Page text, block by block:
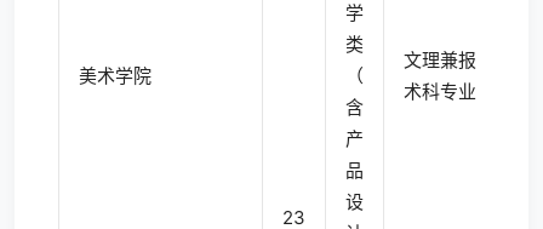
美术学院
文理兼报
术科专业
23
学
类
（
含
产
品
设